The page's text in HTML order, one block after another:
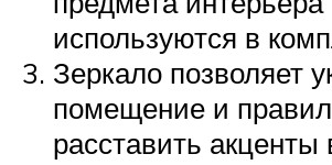
используются в
Зеркало позволяет
помещение и
расставить акценты